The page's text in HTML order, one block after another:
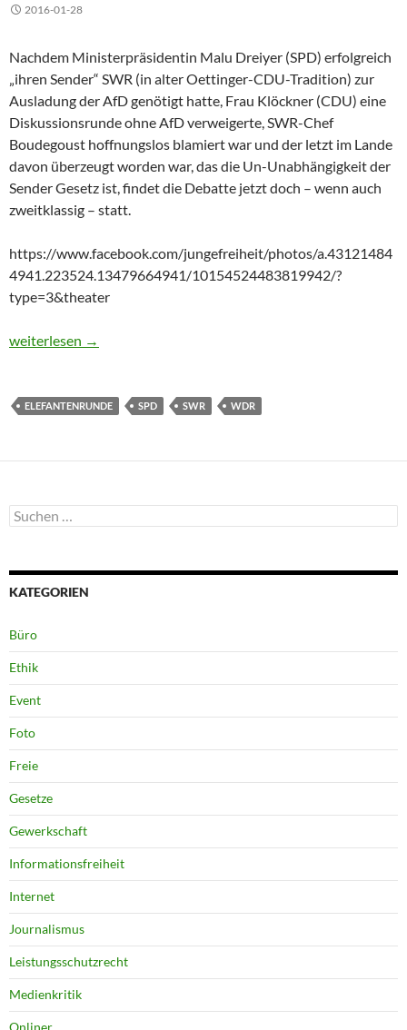
2016-01-28
Nachdem Ministerpräsidentin Malu Dreiyer (SPD) erfolgreich
„ihren Sender“ SWR (in alter Oettinger-CDU-Tradition) zur
Ausladung der AfD genötigt hatte, Frau Klöckner (CDU) eine
Diskussionsrunde ohne AfD verweigerte, SWR-Chef
Boudegoust hoffnungslos blamiert war und der letzt im Lande
davon überzeugt worden war, das die Un-Unabhängigkeit der
Sender Gesetz ist, findet die Debatte jetzt doch – wenn auch
zweitklassig – statt.
https://www.facebook.com/jungefreiheit/photos/a.43121484
4941.223524.13479664941/10154524483819942/?
type=3&theater
Über die Un-Unabhängigkeit des öffentlich-rechtlichen
weiterlesen →
ELEFANTENRUNDE SPD SWR WDR
Suchen
nach:
KATEGORIEN
Büro
Ethik
Event
Foto
Freie
Gesetze
Gewerkschaft
Informationsfreiheit
Internet
Journalismus
Leistungsschutzrecht
Medienkritik